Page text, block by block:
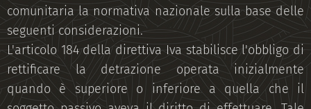
comunitaria la normativa nazionale sulla base delle
seguenti considerazioni.
L'articolo 184 della direttiva Iva stabilisce l'obbligo di
rettificare la detrazione operata inizialmente
quando è superiore o inferiore a quella che il